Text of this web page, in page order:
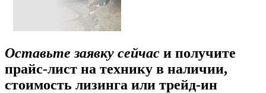
Оставьте заявку сейчас и получите
прайс-лист на технику в наличии,
стоимость лизинга или трейд-ин